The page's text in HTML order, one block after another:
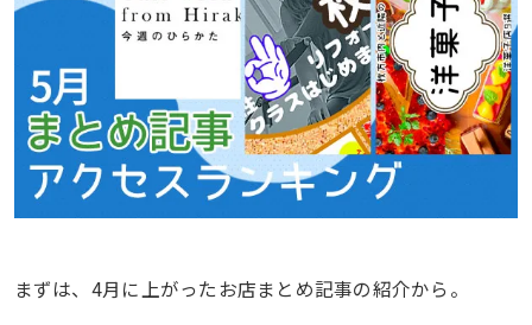
まずは、4月に上がったお店まとめ記事の紹介から。